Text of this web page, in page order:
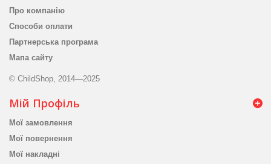
Про компанію
Способи оплати
Партнерська програма
Мапа сайту
© ChildShop, 2014—2025
Мій Профіль
Мої замовлення
Мої повернення
Мої накладні